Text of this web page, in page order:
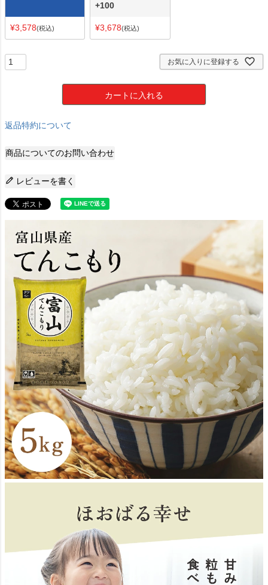
¥3,578 税込
+100
¥3,678 税込
お気に入りに登録する
カートに入れる
返品特約について
商品についてのお問い合わせ
レビューを書く